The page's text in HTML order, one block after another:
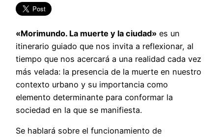
«Morimundo. La muerte y la ciudad» es un
itinerario guiado que nos invita a reflexionar, al
tiempo que nos acercará a una realidad cada vez
más velada: la presencia de la muerte en nuestro
contexto urbano y su importancia como
elemento determinante para conformar la
sociedad en la que se manifiesta.
Se hablará sobre el funcionamiento de